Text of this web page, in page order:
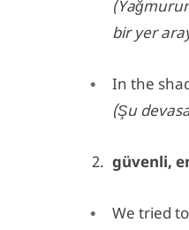
bir yer
In the
(Şu
güvenli,
We tried